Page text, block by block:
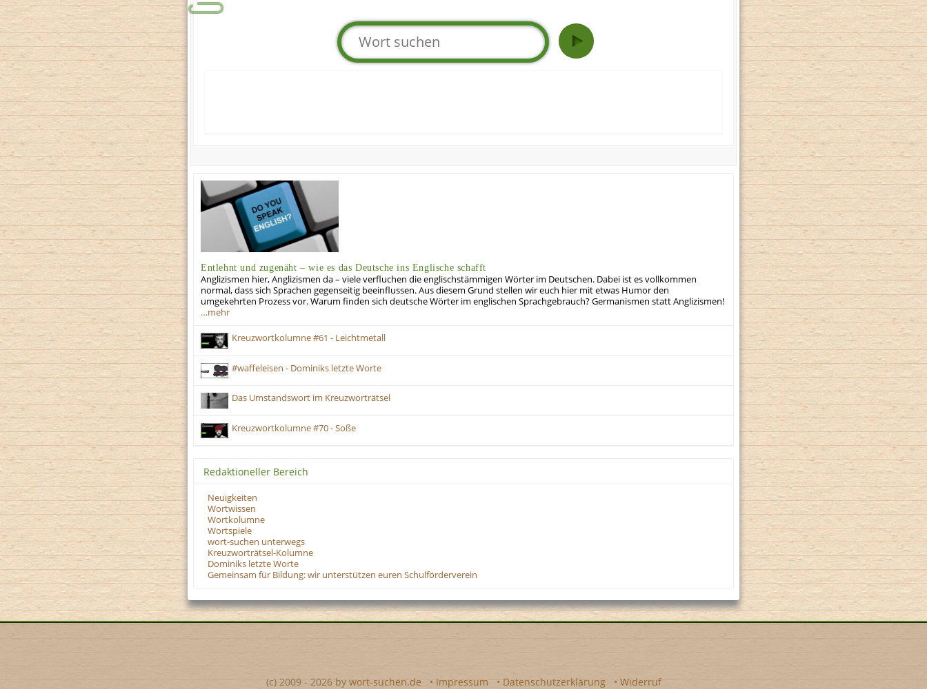
Entlehnt und zugenäht – wie es das Deutsche ins Englische schafft
Anglizismen hier, Anglizismen da – viele verfluchen die englischstämmigen Wörter im Deutschen. Dabei ist es vollkommen
normal, dass sich Sprachen gegenseitig beeinflussen. Aus diesem Grund stellen wir euch hier mit etwas Humor den
umgekehrten Prozess vor. Warum finden sich deutsche Wörter im englischen Sprachgebrauch? Germanismen statt Anglizismen!
…mehr
Kreuzwortkolumne #61 - Leichtmetall
#waffeleisen - Dominiks letzte Worte
Das Umstandswort im Kreuzworträtsel
Kreuzwortkolumne #70 - Soße
Redaktioneller Bereich
Neuigkeiten
Wortwissen
Wortkolumne
Wortspiele
wort-suchen unterwegs
Kreuzworträtsel-Kolumne
Dominiks letzte Worte
Gemeinsam für Bildung: wir unterstützen euren Schulförderverein
(c) 2009 - 2026 by wort-suchen.de • Impressum • Datenschutzerklärung • Widerruf